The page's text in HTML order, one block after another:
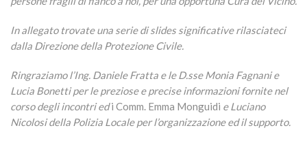
In allegato trovate una serie di slides significative rilasciateci
dalla Direzione della Protezione Civile.
Ringraziamo l’Ing. Daniele Fratta e le D.sse Monia Fagnani e
Lucia Bonetti per le preziose e precise informazioni fornite nel
corso degli incontri edi Comm. Emma Monguidi e Luciano
Nicolosi della Polizia Locale per l’organizzazione ed il supporto.